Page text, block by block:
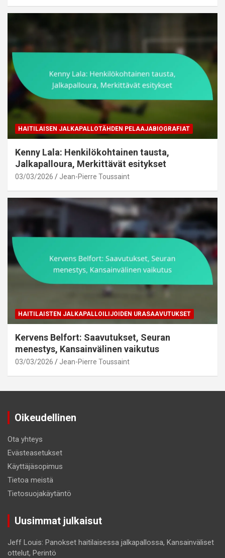
HAITILAISEN JALKAPALLOTÄHDEN PELAAJABIOGRAFIAT
Kenny Lala: Henkilökohtainen tausta,
Jalkapalloura, Merkittävät esitykset
03/03/2026 Jean-Pierre Toussaint
HAITILAISTEN JALKAPALLOILIJOIDEN URASAAVUTUKSET
Kervens Belfort: Saavutukset, Seuran
menestys, Kansainvälinen vaikutus
03/03/2026 Jean-Pierre Toussaint
Oikeudellinen
Ota yhteys
Evästeasetukset
Käyttäjäsopimus
Tietoa meistä
Tietosuojakäytäntö
Uusimmat julkaisut
Jeff Louis: Panokset haitilaisessa jalkapallossa, Kansainväliset
ottelut, Perintö